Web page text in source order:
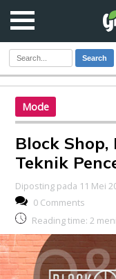
Search
Mode
Block
Teknik
Diposting pada 11 Mei
0 Comments
Reading time: 2